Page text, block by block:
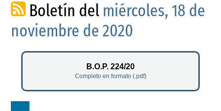
Boletín del miércoles, 18 de
noviembre de 2020
B.O.P. 224/20
Completo en formato (.pdf)